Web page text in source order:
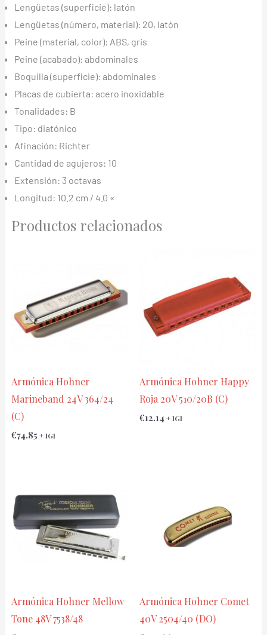
Lengüetas (superficie): latón
Lengüetas (número, material): 20, latón
Peine (material, color): ABS, gris
Peine (acabado): abdominales
Boquilla (superficie): abdominales
Placas de cubierta: acero inoxidable
Tonalidades: B
Tipo: diatónico
Afinación: Richter
Cantidad de agujeros: 10
Extensión: 3 octavas
Longitud: 10.2 cm / 4.0 «
Productos relacionados
Armónica Hohner
Marineband 24V 364/24
(C)
€74.85 + IGI
Armónica Hohner Happy
Roja 20V 510/20B (C)
€12.14 + IGI
Armónica Hohner Mellow
Tone 48V 7538/48
Armónica Hohner Comet
40V 2504/40 (DO)